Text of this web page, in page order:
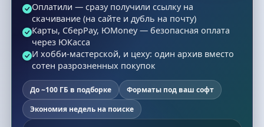
Оплатили — сразу получили ссылку на
скачивание (на сайте и дубль на почту)
Карты, СберPay, ЮMoney — безопасная оплата
через ЮКасса
И хобби-мастерской, и цеху: один архив вместо
сотен разрозненных покупок
До ~100 ГБ в подборке
Форматы под ваш софт
Экономия недель на поиске